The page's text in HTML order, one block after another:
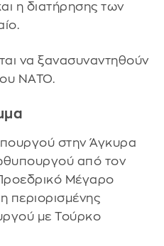
η διατήρησης των
να ξανασυναντηθούν
ΝΑΤΟ.
στην Άγκυρα
από τον
Μέγαρο
περιορισμένης
με Τούρκο